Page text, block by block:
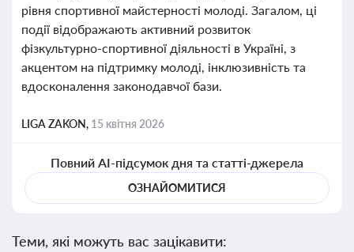
рівня спортивної майстерності молоді. Загалом, ці
події відображають активний розвиток
фізкультурно-спортивної діяльності в Україні, з
акцентом на підтримку молоді, інклюзивність та
вдосконалення законодавчої бази.
LIGA ZAKON, 15 квітня 2026
Повний AI-підсумок дня та статті-джерела
ОЗНАЙОМИТИСЯ
Теми, які можуть вас зацікавити: